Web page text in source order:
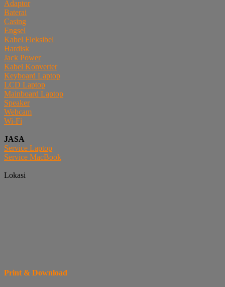
Adaptor
Baterai
Casing
Engsel
Kabel Fleksibel
Hardisk
Jack Power
Kabel Konverter
Keyboard Laptop
LCD Laptop
Mainboard Laptop
Speaker
Webcam
Wi-Fi
JASA
Service Laptop
Service MacBook
Lokasi
Print & Download